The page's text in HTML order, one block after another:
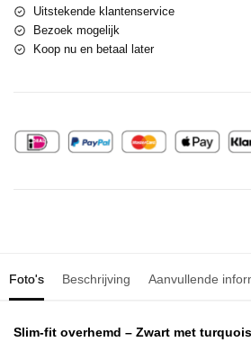
Uitstekende klantenservice
Bezoek mogelijk
Koop nu en betaal later
Foto's Beschrijving Aanvullende
Slim-fit overhemd – Zwart met